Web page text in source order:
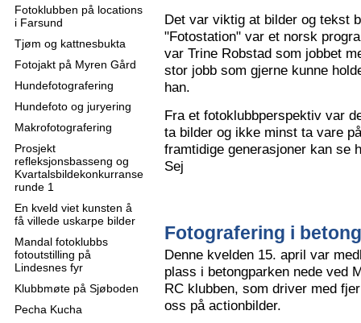
Fotoklubben på locations
i Farsund
Tjøm og kattnesbukta
Fotojakt på Myren Gård
Hundefotografering
Hundefoto og juryering
Makrofotografering
Prosjekt
refleksjonsbasseng og
Kvartalsbildekonkurranse
runde 1
En kveld viet kunsten å
få villede uskarpe bilder
Mandal fotoklubbs
fotoutstilling på
Lindesnes fyr
Klubbmøte på Sjøboden
Pecha Kucha
Det var viktig at bilder og tekst
"Fotostation" var et norsk
var Trine Robstad som jobbet
stor jobb som gjerne kunne
han.
Fra et fotoklubbperspektiv var
ta bilder og ikke minst ta vare
framtidige generasjoner kan se
Sej
Fotografering i
Denne kvelden 15. april var
plass i betongparken nede ved
RC klubben, som driver med
oss på actionbilder.